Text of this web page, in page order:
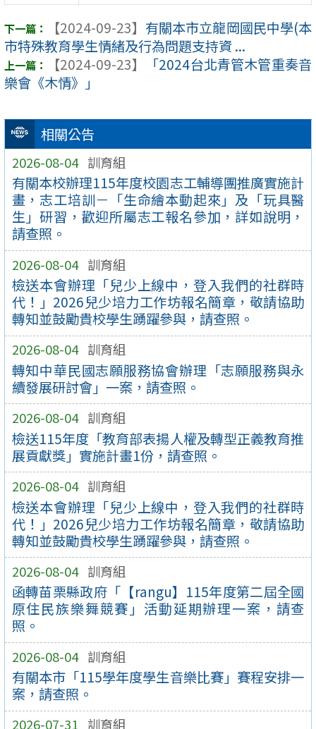
相關公告
2026-08-04 訓育組
有關本校辦理115年度校園志工輔導團推廣實施計
畫，志工培訓－「生命繪本動起來」及「玩具醫
生」研習，歡迎所屬志工報名參加，詳如說明，
請查照。
2026-08-04 訓育組
檢送本會辦理「兒少上線中，登入我們的社群時
代！」2026兒少培力工作坊報名簡章，敬請協助
轉知並鼓勵貴校學生踴躍參與，請查照。
2026-08-04 訓育組
轉知中華民國志願服務協會辦理「志願服務與永
續發展研討會」一案，請查照。
2026-08-04 訓育組
檢送115年度「教育部表揚人權及轉型正義教育推
展貢獻獎」實施計畫1份，請查照。
2026-08-04 訓育組
檢送本會辦理「兒少上線中，登入我們的社群時
代！」2026兒少培力工作坊報名簡章，敬請協助
轉知並鼓勵貴校學生踴躍參與，請查照。
2026-08-04 訓育組
函轉苗栗縣政府「【rangu】115年度第二屆全國
原住民族樂舞競賽」活動延期辦理一案，請查
照。
2026-08-04 訓育組
有關本市「115學年度學生音樂比賽」賽程安排一
案，請查照。
2026-07-31 訓育組
【2024-09-23】 有關本市立龍岡國民中學(本
市特殊教育學生情緒及行為問題支持資 ...
【2024-09-23】
「2024台北青管木管重奏音
樂會《木情》」